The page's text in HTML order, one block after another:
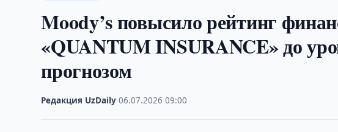
Moody’s повысило рейтинг
«QUANTUM INSURANCE» до
прогнозом
Редакция UzDaily ·06.07.2026 ·09:00